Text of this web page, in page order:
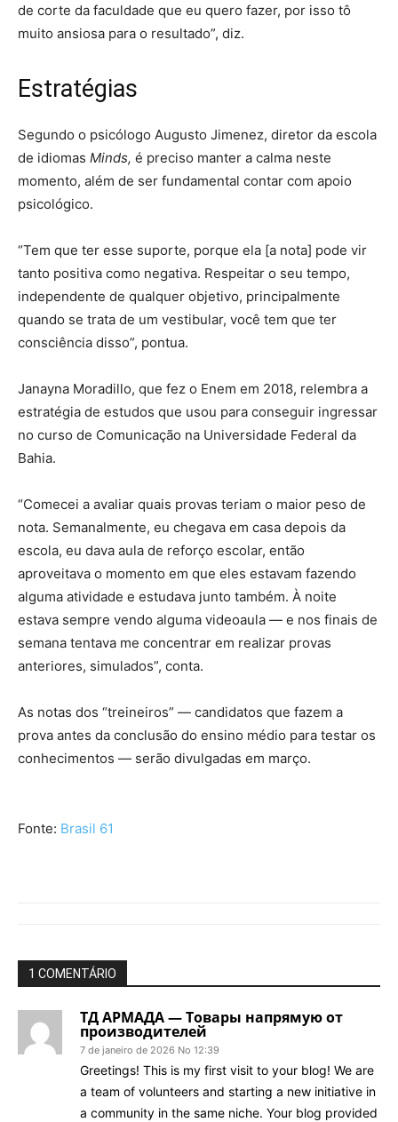
de corte da faculdade que eu quero fazer, por isso tô
muito ansiosa para o resultado”, diz.
Estratégias
Segundo o psicólogo Augusto Jimenez, diretor da escola
de idiomas Minds, é preciso manter a calma neste
momento, além de ser fundamental contar com apoio
psicológico.
“Tem que ter esse suporte, porque ela [a nota] pode vir
tanto positiva como negativa. Respeitar o seu tempo,
independente de qualquer objetivo, principalmente
quando se trata de um vestibular, você tem que ter
consciência disso”, pontua.
Janayna Moradillo, que fez o Enem em 2018, relembra a
estratégia de estudos que usou para conseguir ingressar
no curso de Comunicação na Universidade Federal da
Bahia.
“Comecei a avaliar quais provas teriam o maior peso de
nota. Semanalmente, eu chegava em casa depois da
escola, eu dava aula de reforço escolar, então
aproveitava o momento em que eles estavam fazendo
alguma atividade e estudava junto também. À noite
estava sempre vendo alguma videoaula — e nos finais de
semana tentava me concentrar em realizar provas
anteriores, simulados”, conta.
As notas dos “treineiros” — candidatos que fazem a
prova antes da conclusão do ensino médio para testar os
conhecimentos — serão divulgadas em março.
Fonte: Brasil 61
1 COMENTÁRIO
ТД АРМАДА — Товары напрямую от
производителей
7 de janeiro de 2026 No 12:39
Greetings! This is my first visit to your blog! We are
a team of volunteers and starting a new initiative in
a community in the same niche. Your blog provided